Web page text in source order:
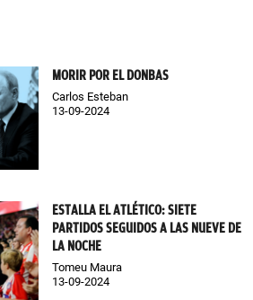
MORIR POR EL DONBAS
Carlos Esteban
13-09-2024
ESTALLA EL ATLÉTICO: SIETE
PARTIDOS SEGUIDOS A LAS NUEVE DE
LA NOCHE
Tomeu Maura
13-09-2024